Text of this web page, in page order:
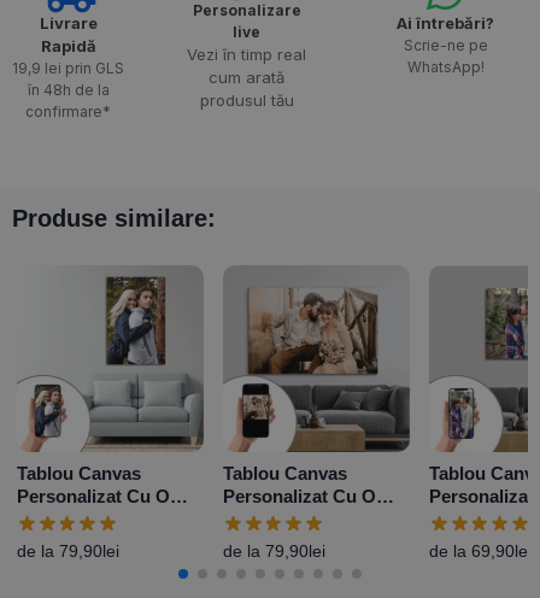
Livrare
Rapidă​
19,9 lei prin GLS
în 48h de la
confirmare*
Personalizare
live
Vezi în timp real
cum arată
produsul tău
Ai întrebări?
Scrie-ne pe
WhatsApp!
Produse similare:
Tablou Canvas
Personalizat Cu O
Poză Portret – Diferite
Dimensiuni
de la 79,90lei
Tablou Canvas
Personalizat Cu O
Poză Landscape –
Diferite Dimensiuni
de la79,90lei
Tablou
Personalizat
Poză –
Dimensiuni
de la69,90lei